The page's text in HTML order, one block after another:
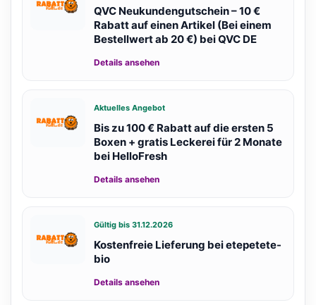
QVC Neukundengutschein – 10 €
Rabatt auf einen Artikel (Bei einem
Bestellwert ab 20 €) bei QVC DE
Details ansehen
Aktuelles Angebot
Bis zu 100 € Rabatt auf die ersten 5
Boxen + gratis Leckerei für 2 Monate
bei HelloFresh
Details ansehen
Gültig bis 31.12.2026
Kostenfreie Lieferung bei etepetete-
bio
Details ansehen